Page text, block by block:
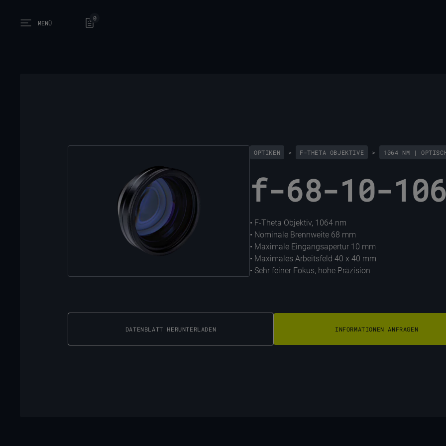
Open main menu
MENÜ
0
OPTIKEN > F-THETA OBJEKTIVE > 1064 NM |
f-68-10-
• F-Theta Objektiv, 1064 nm
• Nominale Brennweite 68 mm
• Maximale Eingangsapertur 10 mm
• Maximales Arbeitsfeld 40 x 40 mm
• Sehr feiner Fokus, hohe Präzision
DATENBLATT HERUNTERLADEN INFORMATIONEN ANFRAGEN